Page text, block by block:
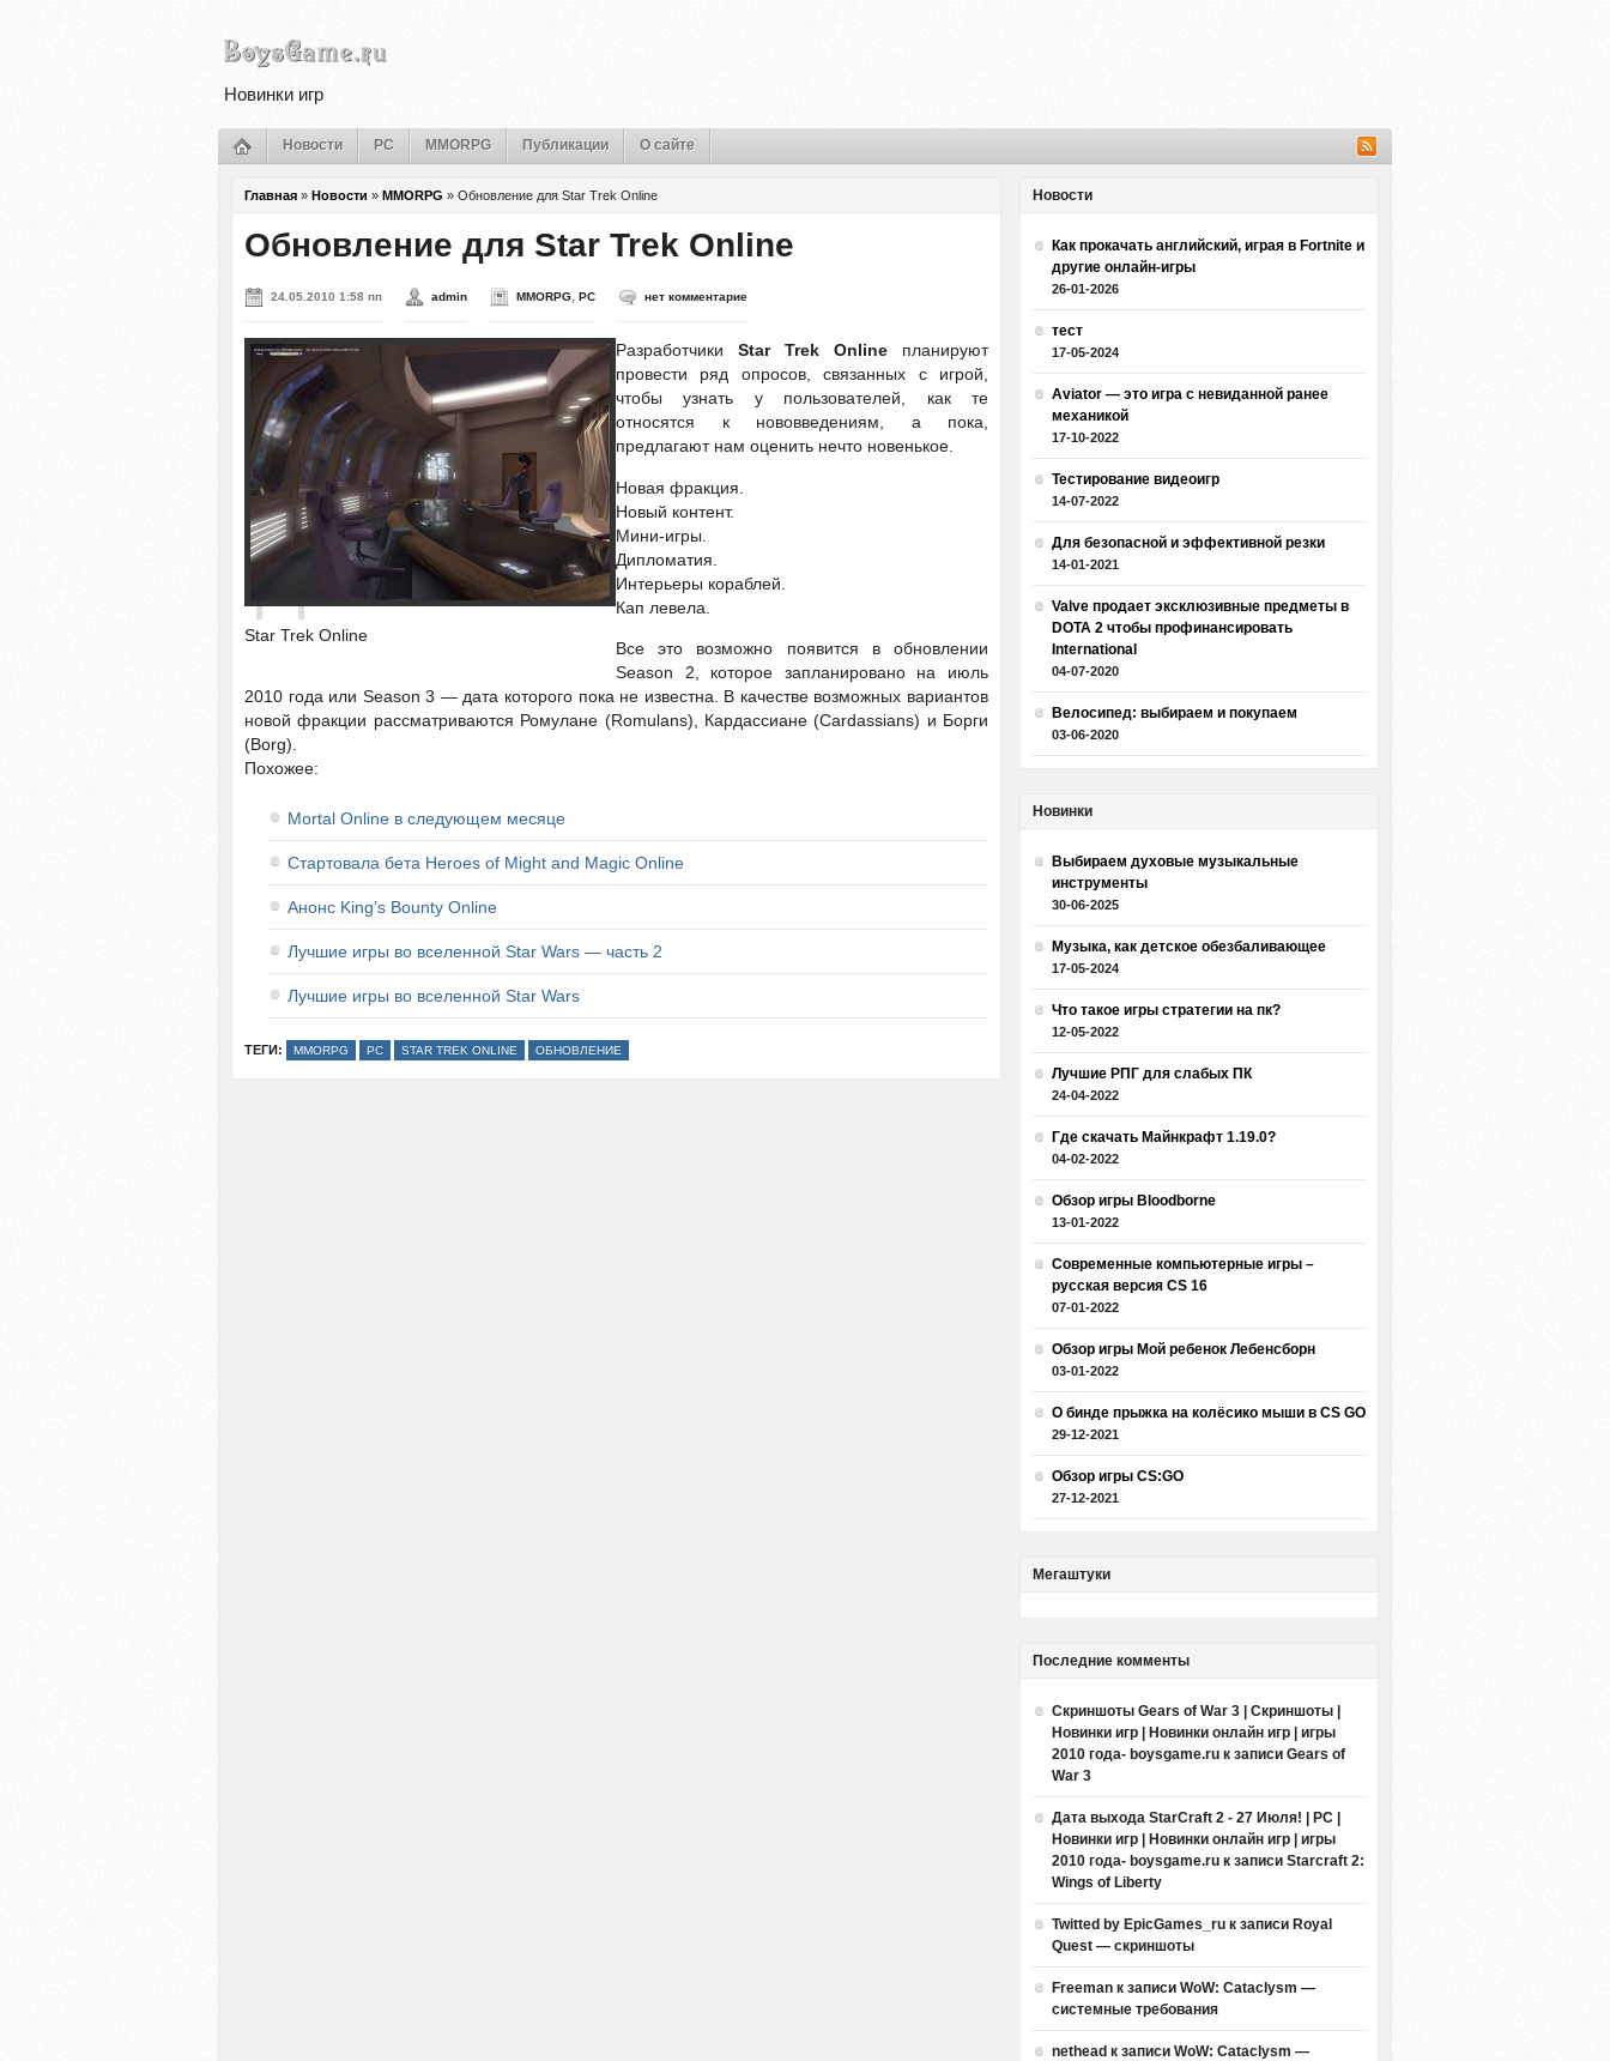
Новинки игр
Новости PC MMORPG Публикации О сайте
Главная » Новости » MMORPG » Обновление для Star Trek Online
Обновление для Star Trek Online
24.05.2010 1:58 пп admin MMORPG PC нет комментарие
Star Trek Online
Разработчики Star Trek Online планируют
провести ряд опросов, связанных с игрой,
чтобы узнать у пользователей, как те
относятся к нововведениям, а пока,
предлагают нам оценить нечто новенькое.
Новая фракция.
Новый контент.
Мини-игры.
Дипломатия.
Интерьеры кораблей.
Кап левела.
Все это возможно появится в обновлении
Season 2, которое запланировано на июль
2010 года или Season 3 — дата которого пока не известна. В качестве возможных вариантов
новой фракции рассматриваются Ромулане (Romulans), Кардассиане (Cardassians) и Борги
(Borg).
Похожее:
Mortal Online в следующем месяце
Стартовала бета Heroes of Might and Magic Online
Анонс King’s Bounty Online
Лучшие игры во вселенной Star Wars — часть 2
Лучшие игры во вселенной Star Wars
ТЕГИ: MMORPG PC STAR TREK ONLINE ОБНОВЛЕНИЕ
Новости
Как прокачать английский, играя в Fortnite и
другие онлайн-игры
26-01-2026
тест
17-05-2024
Aviator — это игра с невиданной ранее
механикой
17-10-2022
Тестирование видеоигр
14-07-2022
Для безопасной и эффективной резки
14-01-2021
Valve продает эксклюзивные предметы в
DOTA 2 чтобы профинансировать
International
04-07-2020
Велосипед: выбираем и покупаем
03-06-2020
Новинки
Выбираем духовые музыкальные
инструменты
30-06-2025
Музыка, как детское обезбаливающее
17-05-2024
Что такое игры стратегии на пк?
12-05-2022
Лучшие РПГ для слабых ПК
24-04-2022
Где скачать Майнкрафт 1.19.0?
04-02-2022
Обзор игры Bloodborne
13-01-2022
Современные компьютерные игры –
русская версия CS 16
07-01-2022
Обзор игры Мой ребенок Лебенсборн
03-01-2022
О бинде прыжка на колёсико мыши в CS GO
29-12-2021
Обзор игры CS:GO
27-12-2021
Мегаштуки
Последние комменты
Скриншоты Gears of War 3 | Скриншоты |
Новинки игр | Новинки онлайн игр | игры
2010 года- boysgame.ru к записи Gears of
War 3
Дата выхода StarCraft 2 - 27 Июля! | PC |
Новинки игр | Новинки онлайн игр | игры
2010 года- boysgame.ru к записи Starcraft 2:
Wings of Liberty
Twitted by EpicGames_ru к записи Royal
Quest — скриншоты
Freeman к записи WoW: Cataclysm —
системные требования
nethead к записи WoW: Cataclysm —